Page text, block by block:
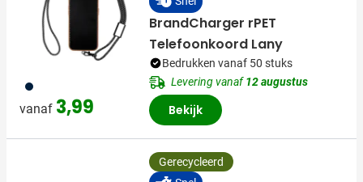
411
vanaf 3,99
BrandCharger rPET
Telefoonkoord Lany
Bedrukken vanaf 50 stuks
Levering vanaf12 augustus
Bekijk
Gerecycleerd